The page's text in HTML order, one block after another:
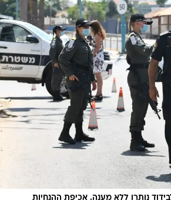
נותרו ללא מענה. אכיפת ההנחיות